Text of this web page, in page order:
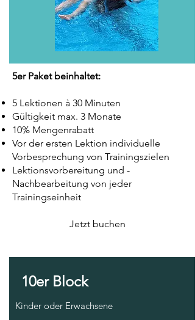
5er Paket beinhaltet:
5 Lektionen à 30 Minuten
Gültigkeit max. 3 Monate
10% Mengenrabatt
Vor der ersten Lektion individuelle
Vorbesprechung von Trainingszielen
Lektionsvorbereitung und -
Nachbearbeitung von jeder
Trainingseinheit
Jetzt buchen
10er Block
Kinder oder Erwachsene